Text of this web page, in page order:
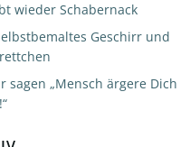
wieder Schabernack
Geschirr und
sagen „Mensch ärgere Dich